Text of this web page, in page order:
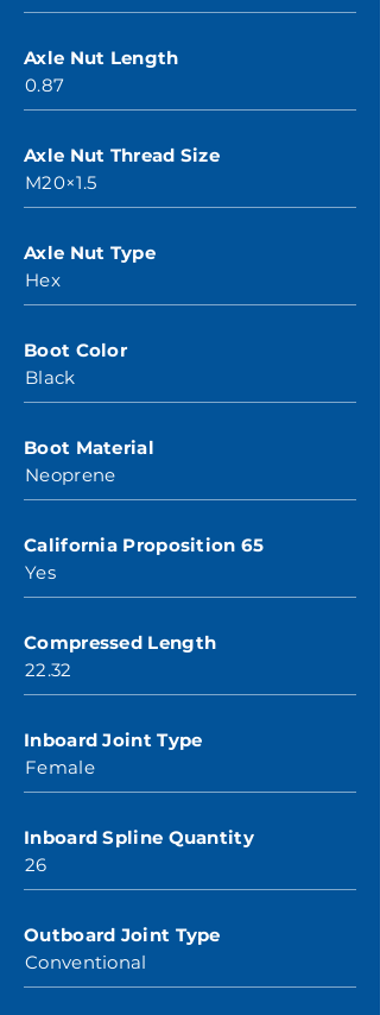
Axle Nut Length
0.87
Axle Nut Thread Size
M20×1.5
Axle Nut Type
Hex
Boot Color
Black
Boot Material
Neoprene
California Proposition 65
Yes
Compressed Length
22.32
Inboard Joint Type
Female
Inboard Spline Quantity
26
Outboard Joint Type
Conventional